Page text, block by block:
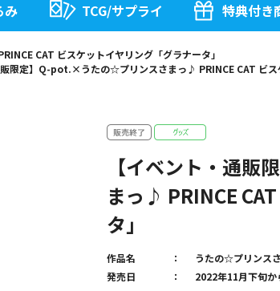
み TCG/サプライ 特典付き
CAT ビスケットイヤリング「グラナータ」
販限定】Q-pot.×うたの☆プリンスさまっ♪ PRINCE CAT ビス
【イベント・通
まっ♪ PRINCE
タ」
作品名
うたの☆プリンス
発売日
2022年11月下旬